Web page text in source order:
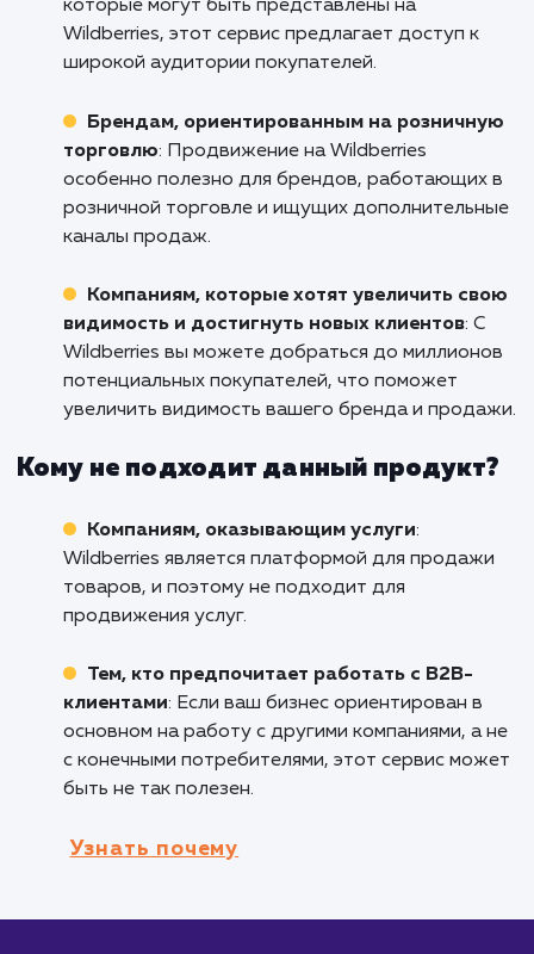
Если вы готовы взять свой бизнес на
на новый уровень, свяжитесь с нами
сейчас. Мы поможем вам не только
навыки и знания, которые помогут вам
конкурировать на этой
упускайте свой шанс стать
Wildberries - действуйте прямо сейчас!
Кому подходит данный продукт?
Производителям и поставщикам
Если вы производите или поставляете
которые могут быть представлены на
широкой аудитории покупателей.
Брендам, ориентированным на
торговлю : Продвижение на Wildberries
розничной торговле и ищущих